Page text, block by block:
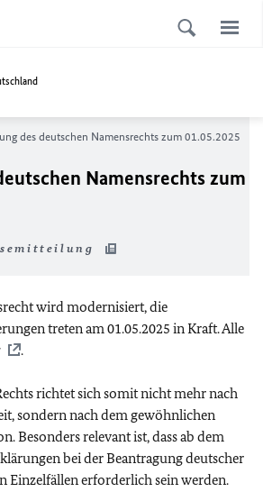
des deutschen Namensrechts zum 01.05.2025
Namensrechts zum
wird modernisiert, die
treten am 01.05.2025 in Kraft. Alle
.
richtet sich somit nicht mehr nach
sondern nach dem gewöhnlichen
Besonders relevant ist, dass ab dem
bei der Beantragung deutscher
Einzelfällen erforderlich sein werden.